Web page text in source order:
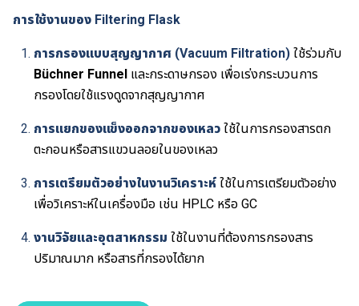
การใช้งานของ Filtering Flask
การกรองแบบสุญญากาศ (Vacuum Filtration) ใช้ร่วมกับ
Büchner Funnelและกระดาษกรอง เพื่อเร่งกระบวนการ
กรองโดยใช้แรงดูดจากสุญญากาศ
การแยกของแข็งออกจากของเหลว ใช้ในการกรองสารตก
ตะกอนหรือสารแขวนลอยในของเหลว
การเตรียมตัวอย่างในงานวิเคราะห์ ใช้ในการเตรียมตัวอย่าง
เพื่อวิเคราะห์ในเครื่องมือ เช่น HPLC หรือ GC
งานวิจัยและอุตสาหกรรม ใช้ในงานที่ต้องการกรองสาร
ปริมาณมาก หรือสารที่กรองได้ยาก